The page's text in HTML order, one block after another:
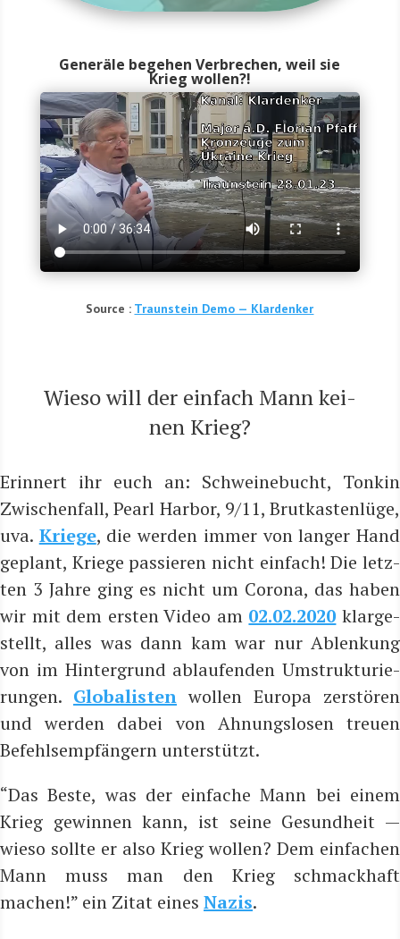
Generäle begehen Verbrechen, weil sie
Krieg wollen?!
Source : Traun­stein Demo — Klardenker
Wie­so will der ein­fach Mann kei­
nen Krieg?
Erin­nert ihr euch an: Schwei­ne­bucht, Ton­kin
Zwi­schen­fall, Pearl Har­bor, 9/11, Brut­kas­ten­lü­ge,
uva. Krie­ge, die wer­den immer von lan­ger Hand
geplant, Krie­ge pas­sie­ren nicht ein­fach! Die letz­
ten 3 Jah­re ging es nicht um Coro­na, das haben
wir mit dem ers­ten Video am 02.02.2020 klar­ge­
stellt, alles was dann kam war nur Ablen­kung
von im Hin­ter­grund ablau­fen­den Umstruk­tu­rie­
run­gen. Glo­ba­lis­ten wol­len Euro­pa zer­stö­ren
und wer­den dabei von Ahnungs­lo­sen treu­en
Befehls­emp­fän­gern unterstützt.
“Das Bes­te, was der ein­fa­che Mann bei einem
Krieg gewin­nen kann, ist sei­ne Gesund­heit —
wie­so soll­te er also Krieg wol­len? Dem ein­fa­chen
Mann muss man den Krieg schmack­haft
machen!” ein Zitat eines Nazis.